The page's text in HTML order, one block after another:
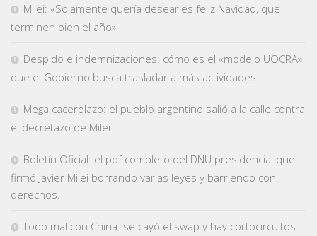
Milei: «Solamente quería desearles feliz Navidad, que
terminen bien el año»
Despido e indemnizaciones: cómo es el «modelo UOCRA»
que el Gobierno busca trasladar a más actividades
Mega cacerolazo: el pueblo argentino salió a la calle contra
el decretazo de Milei
Boletín Oficial: el pdf completo del DNU presidencial que
firmó Javier Milei borrando varias leyes y barriendo con
derechos.
Todo mal con China: se cayó el swap y hay cortocircuitos